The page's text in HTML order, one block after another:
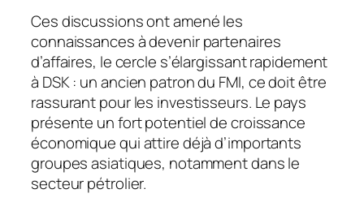
Ces discussions ont amené les
connaissances à devenir partenaires
d’affaires, le cercle s’élargissant rapidement
à DSK : un ancien patron du FMI, ce doit être
rassurant pour les investisseurs. Le pays
présente un fort potentiel de croissance
économique qui attire déjà d’importants
groupes asiatiques, notamment dans le
secteur pétrolier.